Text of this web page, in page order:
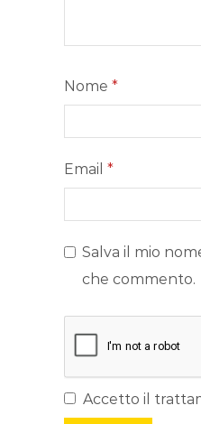
Nome *
Email *
Salva il mio
che commento.
Accetto il